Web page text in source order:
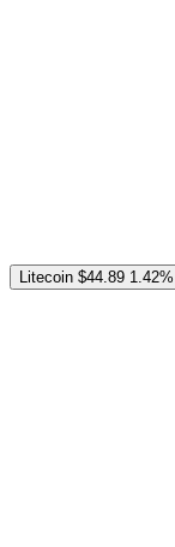
Litecoin $44.89 1.42%